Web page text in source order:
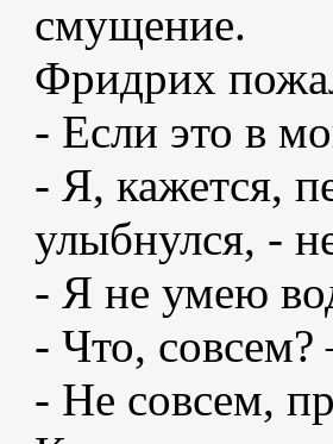
смущение.
Фридрих
- Если это в
- Я, кажется,
улыбнулся, -
- Я не умею
- Что, совсем?
- Не совсем,